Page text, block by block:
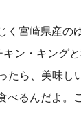
宮崎県産の
ン・キング
ら、美味し
べるんだよ。